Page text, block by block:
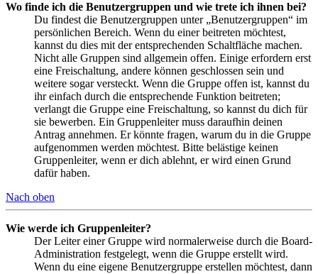
Wo finde ich die Benutzergruppen und wie trete ich ihnen bei?
Du findest die Benutzergruppen unter „Benutzergruppen“ im
persönlichen Bereich. Wenn du einer beitreten möchtest,
kannst du dies mit der entsprechenden Schaltfläche machen.
Nicht alle Gruppen sind allgemein offen. Einige erfordern erst
eine Freischaltung, andere können geschlossen sein und
weitere sogar versteckt. Wenn die Gruppe offen ist, kannst du
ihr einfach durch die entsprechende Funktion beitreten;
verlangt die Gruppe eine Freischaltung, so kannst du dich für
sie bewerben. Ein Gruppenleiter muss daraufhin deinen
Antrag annehmen. Er könnte fragen, warum du in die Gruppe
aufgenommen werden möchtest. Bitte belästige keinen
Gruppenleiter, wenn er dich ablehnt, er wird einen Grund
dafür haben.
Nach oben
Wie werde ich Gruppenleiter?
Der Leiter einer Gruppe wird normalerweise durch die Board-
Administration festgelegt, wenn die Gruppe erstellt wird.
Wenn du eine eigene Benutzergruppe erstellen möchtest, dann